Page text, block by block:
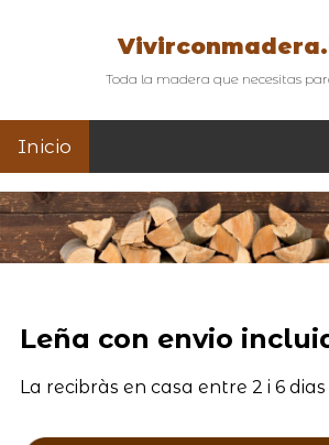
Toda la madera que necesitas
Inicio
Leña con envio
La recibràs en casa entre 2 i 6 dias